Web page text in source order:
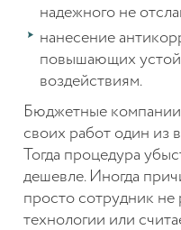
надежного не
нанесение
повышающих
воздействиям.
Бюджетные
своих работ один из
Тогда процедура
дешевле. Иногда
просто сотрудник не
технологии или